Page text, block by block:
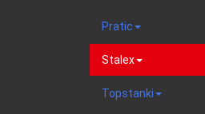
Pratic
Stalex
Topstanki